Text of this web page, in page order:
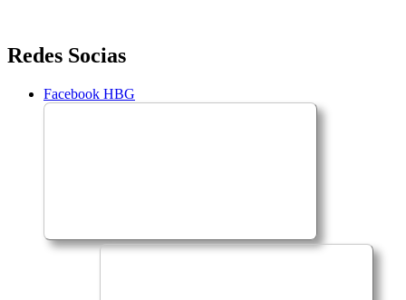
Saltar
para
conteúdo
Redes Socias
Facebook HBG